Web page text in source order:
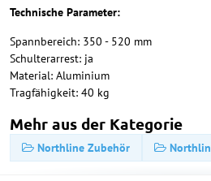
Technische Parameter:
Spannbereich: 350 - 520 mm
Schulterarrest: ja
Material: Aluminium
Tragfähigkeit: 40 kg
Mehr aus der Kategorie
Northline Zubehör